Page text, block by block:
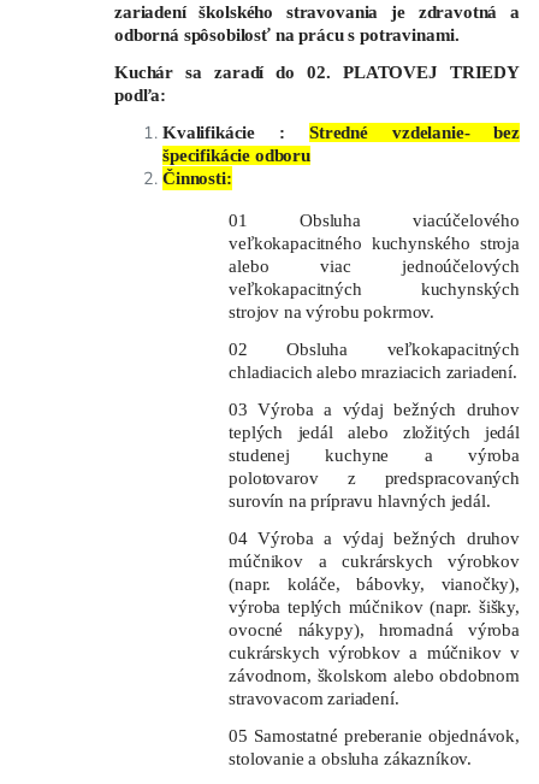
zariadení školského stravovania je zdravotná a
odborná spôsobilosť na prácu s potravinami.
Kuchár sa zaradí do 02. PLATOVEJ TRIEDY
podľa:
Kvalifikácie :Stredné vzdelanie- bez
špecifikácie odboru
Činnosti:
01 Obsluha viacúčelového
veľkokapacitného kuchynského stroja
alebo viac jednoúčelových
veľkokapacitných kuchynských
strojov na výrobu pokrmov.
02 Obsluha veľkokapacitných
chladiacich alebo mraziacich zariadení.
03 Výroba a výdaj bežných druhov
teplých jedál alebo zložitých jedál
studenej kuchyne a výroba
polotovarov z predspracovaných
surovín na prípravu hlavných jedál.
04 Výroba a výdaj bežných druhov
múčnikov a cukrárskych výrobkov
(napr. koláče, bábovky, vianočky),
výroba teplých múčnikov (napr. šišky,
ovocné nákypy), hromadná výroba
cukrárskych výrobkov a múčnikov v
závodnom, školskom alebo obdobnom
stravovacom zariadení.
05 Samostatné preberanie objednávok,
stolovanie a obsluha zákazníkov.